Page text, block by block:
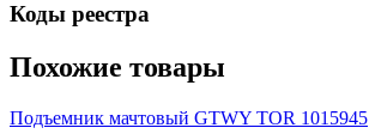
Коды реестра
Похожие товары
Подъемник мачтовый GTWY TOR 1015945